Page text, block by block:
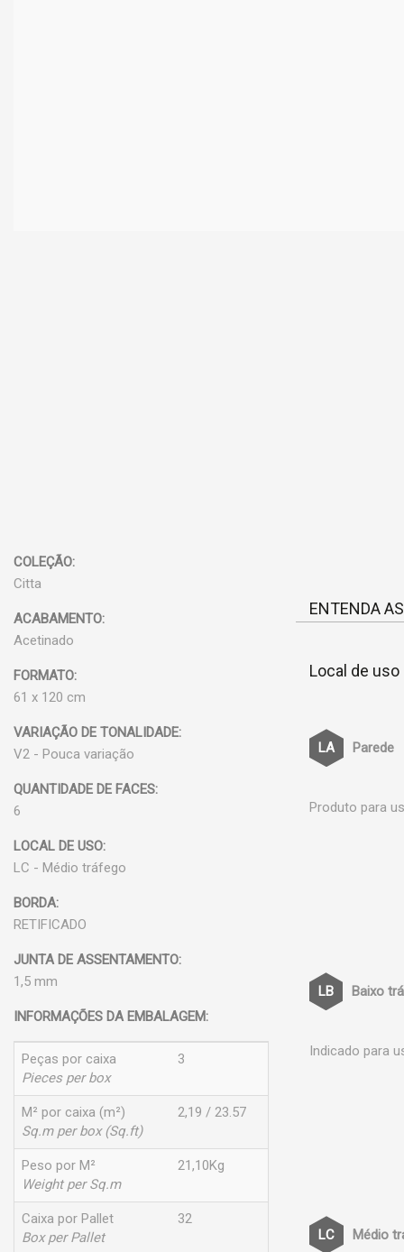
COLEÇÃO:
Citta
ACABAMENTO:
Acetinado
FORMATO:
61 x 120 cm
VARIAÇÃO DE TONALIDADE:
V2 - Pouca variação
QUANTIDADE DE FACES:
6
LOCAL DE USO:
LC - Médio tráfego
BORDA:
RETIFICADO
JUNTA DE ASSENTAMENTO:
1,5 mm
INFORMAÇÕES DA EMBALAGEM:
Peças por caixa
Pieces per box
3
M² por caixa (m²)
Sq.m per box (Sq.ft)
2,19 / 23.57
Peso por M²
Weight per Sq.m
21,10Kg
Caixa por Pallet
Box per Pallet
32
ENTENDA
Local de uso
Parede
Produto para
Baixo
Indicado para
Médio